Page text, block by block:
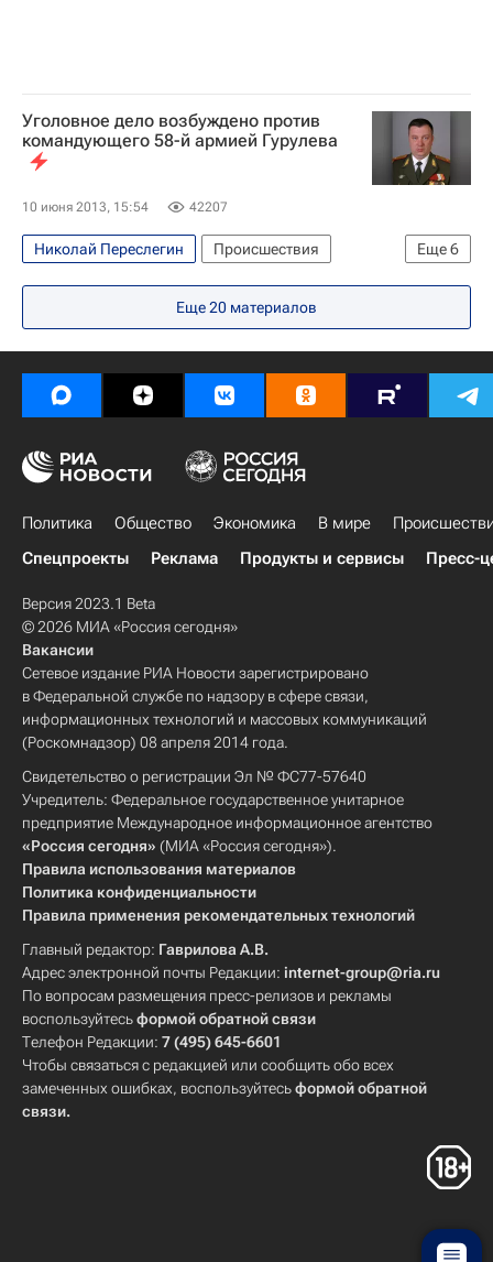
Уголовное дело возбуждено против
командующего 58-й армией Гурулева
10 июня 2013, 15:54 42207
Еще6
Николай Переслегин
Происшествия
Европа
Весь мир
Андрей Гурулев
Генеральный штаб Вооруженных сил РФ
Следственный комитет России (СК РФ)
Россия
Еще20 материалов
Политика Общество Экономика В мире
Спецпроекты
Реклама Продукты и сервисы Пресс-
Версия 2023.1 Beta
© 2026 МИА «Россия сегодня»
Вакансии
Сетевое издание РИА Новости зарегистрировано
в Федеральной службе по надзору в сфере связи,
информационных технологий и массовых коммуникаций
(Роскомнадзор) 08 апреля 2014 года.
Свидетельство о регистрации Эл № ФС77-57640
Учредитель: Федеральное государственное унитарное
предприятие Международное информационное агентство
«Россия сегодня» (МИА «Россия сегодня»).
Правила использования материалов
Политика конфиденциальности
Правила применения рекомендательных технологий
Главный редактор: Гаврилова А.В.
Адрес электронной почты Редакции: internet-group@ria.ru
По вопросам размещения пресс-релизов и рекламы
воспользуйтесьформой обратной связи
Телефон Редакции: 7 (495) 645-6601
Чтобы связаться с редакцией или сообщить обо всех
замеченных ошибках, воспользуйтесьформой обратной
связи.